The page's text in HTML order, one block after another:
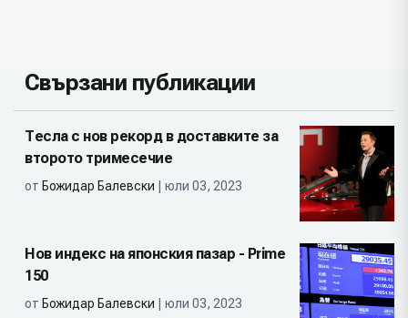
Свързани публикации
Тесла с нов рекорд в доставките за
второто тримесечие
от Божидар Балевски | юли 03, 2023
Нов индекс на японския пазар - Prime
150
от Божидар Балевски | юли 03, 2023